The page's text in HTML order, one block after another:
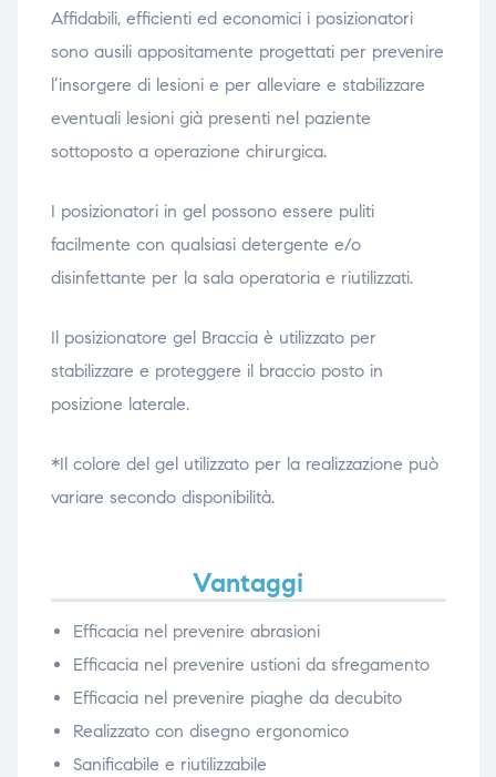
Affidabili, efficienti ed economici i posizionatori
sono ausili appositamente progettati per prevenire
l’insorgere di lesioni e per alleviare e stabilizzare
eventuali lesioni già presenti nel paziente
sottoposto a operazione chirurgica.
I posizionatori in gel possono essere puliti
facilmente con qualsiasi detergente e/o
disinfettante per la sala operatoria e riutilizzati.
Il posizionatore gel Braccia è utilizzato per
stabilizzare e proteggere il braccio posto in
posizione laterale.
*Il colore del gel utilizzato per la realizzazione può
variare secondo disponibilità.
Vantaggi
Efficacia nel prevenire abrasioni
Efficacia nel prevenire ustioni da sfregamento
Efficacia nel prevenire piaghe da decubito
Realizzato con disegno ergonomico
Sanificabile e riutilizzabile